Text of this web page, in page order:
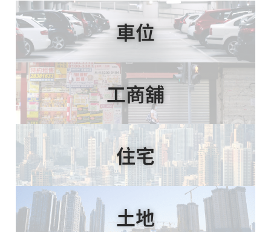
車位
工商舖
住宅
土地